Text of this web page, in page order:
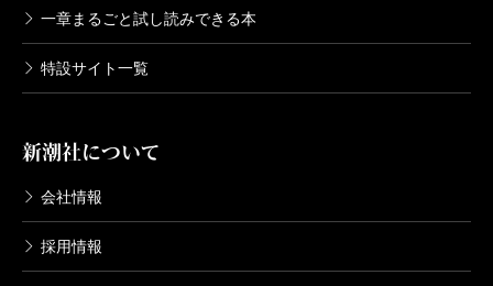
一章まるごと試し読みできる本
特設サイト一覧
新潮社について
会社情報
採用情報